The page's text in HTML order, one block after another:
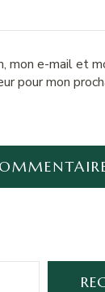
mon e-mail et
pour mon